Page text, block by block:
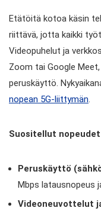
Etätöitä kotoa käsin
riittävä, jotta kaikki
Videopuhelut ja
Zoom tai Google
peruskäyttö.
nopean 5G-liittymän.
Suositellut
Peruskäyttö
Mbps latausnopeus
Videoneuvottelut